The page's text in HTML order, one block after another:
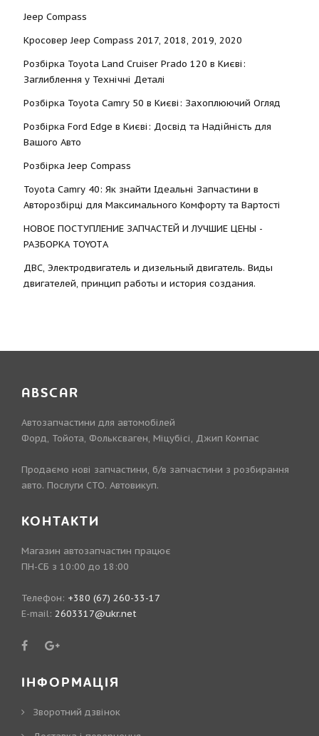
Jeep Compass
Кросовер Jeep Compass 2017, 2018, 2019, 2020
Розбірка Toyota Land Cruiser Prado 120 в Києві:
Заглиблення у Технічні Деталі
Розбірка Toyota Camry 50 в Києві: Захоплюючий Огляд
Розбірка Ford Edge в Києві: Досвід та Надійність для
Вашого Авто
Розбірка Jeep Compass
Toyota Camry 40: Як знайти Ідеальні Запчастини в
Авторозбірці для Максимального Комфорту та Вартості
НОВОЕ ПОСТУПЛЕНИЕ ЗАПЧАСТЕЙ И ЛУЧШИЕ ЦЕНЫ -
РАЗБОРКА TOYOTА
ДВС, Электродвигатель и дизельный двигатель. Виды
двигателей, принцип работы и история создания.
ABSCAR
Автозапчастини для автомобілей
Форд, Тойота, Фольксваген, Міцубісі, Джип Компас
Продаємо нові запчастини, б/в запчастини з розбирання
авто. Послуги СТО. Автовикуп.
КОНТАКТИ
Магазин автозапчастин працює
ПН-СБ з 10:00 до 18:00
Телефон: +380 (67) 260-33-17
E-mail: 2603317@ukr.net
ІНФОРМАЦІЯ
Зворотний дзвінок